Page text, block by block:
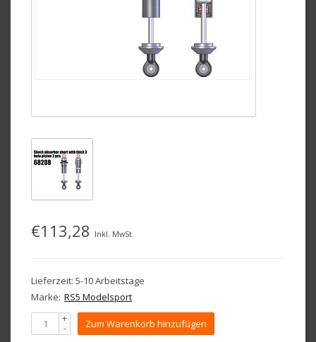
€113,28 Inkl. MwSt.
Lieferzeit: 5-10 Arbeitstage
Marke: RS5 Modelsport
+
- Zum Warenkorb hinzufügen